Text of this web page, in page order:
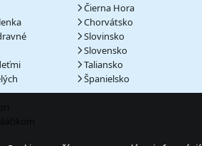
Čierna Hora
Chorvátsko
Slovinsko
Slovensko
Taliansko
Španielsko